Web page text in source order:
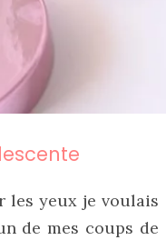
les yeux je voulais
de mes coups de